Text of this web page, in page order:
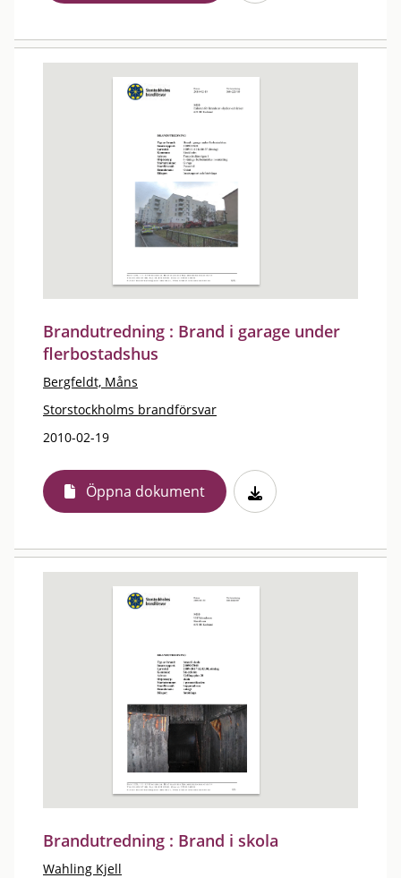
Brandutredning : Brand i garage under
flerbostadshus
Bergfeldt, Måns
Storstockholms brandförsvar
2010-02-19
Öppna dokument
Brandutredning : Brand i skola
Wahling Kjell